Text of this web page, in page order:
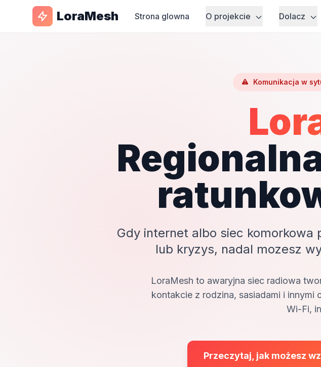
LoraMesh Strona glowna O projekcie Dolacz
Komunikacja w
Gdy internet albo siec
lub kryzys, nadal mozesz
LoraMesh to awaryjna siec radiowa
kontakcie z rodzina, sasiadami i
Wi-Fi,
Przeczytaj, jak możesz